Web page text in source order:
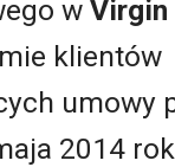
w Virgin
klientów
umowy
2014